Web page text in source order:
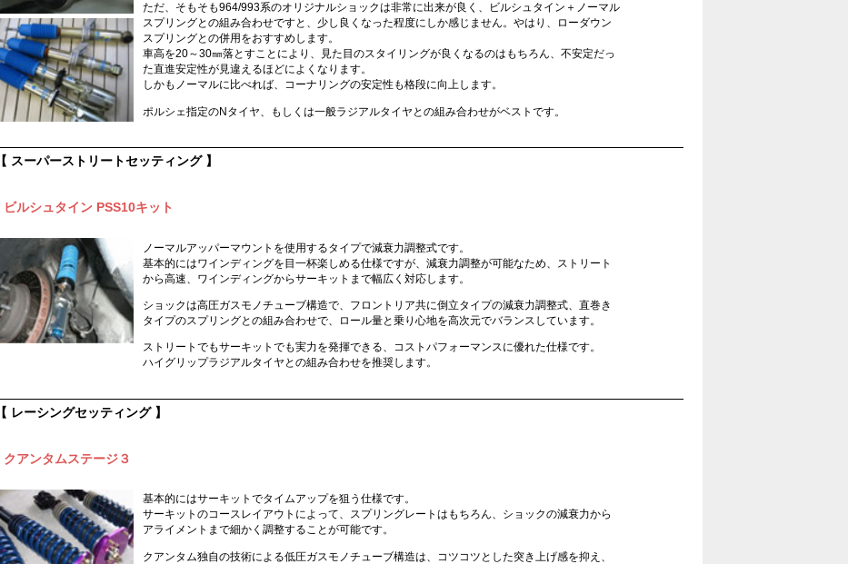
ただ、そもそも964/993系のオリジナルショックは非常に出来が良く、ビルシュタイン＋ノーマル
スプリングとの組み合わせですと、少し良くなった程度にしか感じません。やはり、ローダウン
スプリングとの併用をおすすめします。
車高を20～30㎜落とすことにより、見た目のスタイリングが良くなるのはもちろん、不安定だっ
た直進安定性が見違えるほどによくなります。
しかもノーマルに比べれば、コーナリングの安定性も格段に向上します。
ポルシェ指定のNタイヤ、もしくは一般ラジアルタイヤとの組み合わせがベストです。
【 スーパーストリートセッティング 】
ビルシュタイン PSS10キット
ノーマルアッパーマウントを使用するタイプで減衰力調整式です。
基本的にはワインディングを目一杯楽しめる仕様ですが、減衰力調整が可能なため、ストリート
から高速、ワインディングからサーキットまで幅広く対応します。
ショックは高圧ガスモノチューブ構造で、フロントリア共に倒立タイプの減衰力調整式、直巻き
タイプのスプリングとの組み合わせで、ロール量と乗り心地を高次元でバランスしています。
ストリートでもサーキットでも実力を発揮できる、コストパフォーマンスに優れた仕様です。
ハイグリップラジアルタイヤとの組み合わせを推奨します。
【 レーシングセッティング 】
クアンタムステージ３
基本的にはサーキットでタイムアップを狙う仕様です。
サーキットのコースレイアウトによって、スプリングレートはもちろん、ショックの減衰力から
アライメントまで細かく調整することが可能です。
クアンタム独自の技術による低圧ガスモノチューブ構造は、コツコツとした突き上げ感を抑え、